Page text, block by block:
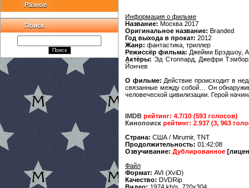
Разное
Поиск
Информация о фильме
Название: Москва 2017
Оригинальное название: Branded
Год выхода в прокат: 2012
Жанр: фантастика, триллер
Режиссёр фильма: Джейми Брэдшоу,
Актёры:Эд Стоппард, Джефри
Йончев
О фильме: Действие происходит в
связанные между собой… Он
человеческой цивилизации. Герой
IMDB рейтинг: 4.7/10 (593 голосов)
Кинопоиск рейтинг: 2.937 (3, 963
Страна: США / Mirumir, TNT
Продолжительность: 01:42:08
Озвучивание: Дублированное
Файл
Формат: AVI (XviD)
Качество: DVDRip